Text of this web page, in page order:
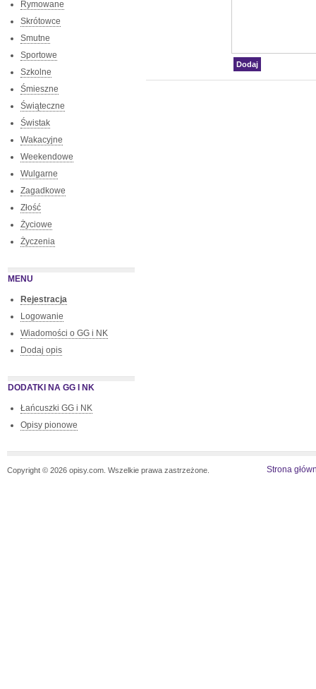
Rymowane
Skrótowce
Smutne
Sportowe
Szkolne
Śmieszne
Świąteczne
Świstak
Wakacyjne
Weekendowe
Wulgarne
Zagadkowe
Złość
Życiowe
Życzenia
MENU
Rejestracja
Logowanie
Wiadomości o GG i NK
Dodaj opis
DODATKI NA GG I NK
Łańcuszki GG i NK
Opisy pionowe
Copyright © 2026 opisy.com. Wszelkie prawa zastrzeżone. Strona